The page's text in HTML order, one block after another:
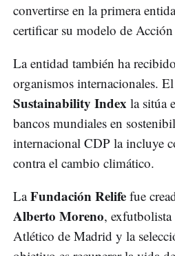
convertirse en la primera
certificar su modelo de
La entidad también ha
organismos internacionales. El
Sustainability Index la sitúa
bancos mundiales en
internacional CDP la incluye
contra el cambio climático.
LaFundación Relife fue
Alberto Moreno,
Atlético de Madrid y la